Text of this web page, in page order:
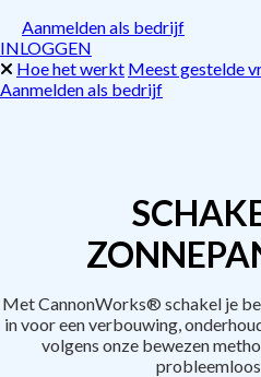
Aanmelden als bedrijf
INLOGGEN
Hoe het werkt Meest gestelde
Aanmelden als bedrijf
Met CannonWorks® schakel je
in voor een verbouwing,
volgens onze bewezen